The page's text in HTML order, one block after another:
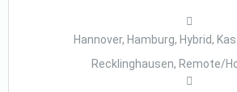
Hannover, Hamburg, Hybrid,
Recklinghausen, Remote/